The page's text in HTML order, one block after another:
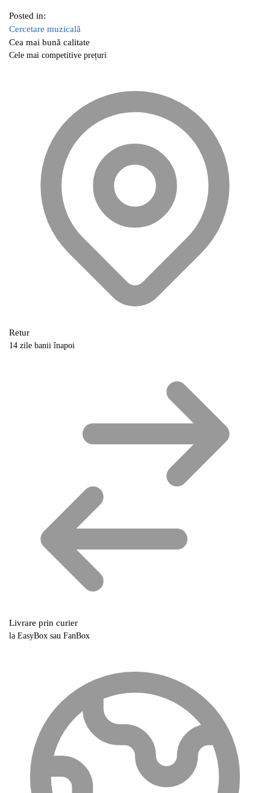
Posted in:
Cercetare muzicală
Cea mai bună calitate
Cele mai competitive prețuri
Retur
14 zile banii înapoi
Livrare prin curier
la EasyBox sau FanBox